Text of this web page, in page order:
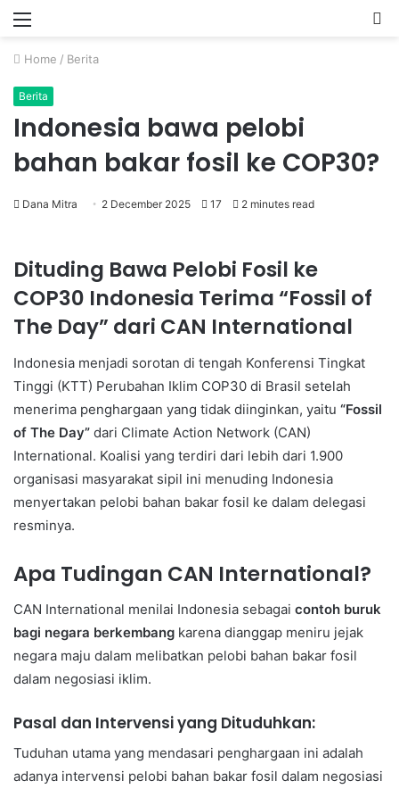
Menu
Home / Berita
Berita
Indonesia bawa pelobi
bahan bakar fosil ke COP30?
Dana Mitra 2 December 2025 17 2 minutes read
Dituding Bawa Pelobi Fosil ke
COP30 Indonesia Terima “Fossil of
The Day” dari CAN International
Indonesia menjadi sorotan di tengah Konferensi Tingkat
Tinggi (KTT) Perubahan Iklim COP30 di Brasil setelah
menerima penghargaan yang tidak diinginkan, yaitu “Fossil
of The Day” dari Climate Action Network (CAN)
International. Koalisi yang terdiri dari lebih dari 1.900
organisasi masyarakat sipil ini menuding Indonesia
menyertakan pelobi bahan bakar fosil ke dalam delegasi
resminya.
Apa Tudingan CAN International?
CAN International menilai Indonesia sebagai contoh buruk
bagi negara berkembang karena dianggap meniru jejak
negara maju dalam melibatkan pelobi bahan bakar fosil
dalam negosiasi iklim.
Pasal dan Intervensi yang Dituduhkan:
Tuduhan utama yang mendasari penghargaan ini adalah
adanya intervensi pelobi bahan bakar fosil dalam negosiasi